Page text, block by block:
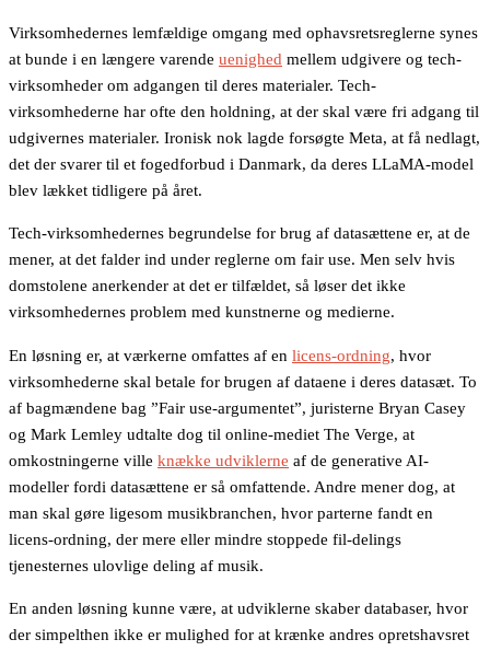
Virksomhedernes lemfældige omgang med ophavsretsreglerne synes
at bunde i en længere varende uenighed mellem udgivere og tech-
virksomheder om adgangen til deres materialer. Tech-
virksomhederne har ofte den holdning, at der skal være fri adgang til
udgivernes materialer. Ironisk nok lagde forsøgte Meta, at få nedlagt,
det der svarer til et fogedforbud i Danmark, da deres LLaMA-model
blev lækket tidligere på året.
Tech-virksomhedernes begrundelse for brug af datasættene er, at de
mener, at det falder ind under reglerne om fair use. Men selv hvis
domstolene anerkender at det er tilfældet, så løser det ikke
virksomhedernes problem med kunstnerne og medierne.
En løsning er, at værkerne omfattes af en licens-ordning, hvor
virksomhederne skal betale for brugen af dataene i deres datasæt. To
af bagmændene bag ”Fair use-argumentet”, juristerne Bryan Casey
og Mark Lemley udtalte dog til online-mediet The Verge, at
omkostningerne ville knække udviklerne af de generative AI-
modeller fordi datasættene er så omfattende. Andre mener dog, at
man skal gøre ligesom musikbranchen, hvor parterne fandt en
licens-ordning, der mere eller mindre stoppede fil-delings
tjenesternes ulovlige deling af musik.
En anden løsning kunne være, at udviklerne skaber databaser, hvor
der simpelthen ikke er mulighed for at krænke andres opretshavsret